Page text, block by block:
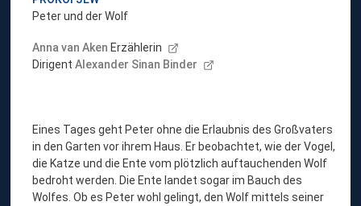
Peter und der Wolf
Anna van AkenErzählerin
DirigentAlexander Sinan Binder
Eines Tages geht Peter ohne die Erlaubnis des Großvaters
in den Garten vor ihrem Haus. Er beobachtet, wie der Vogel,
die Katze und die Ente vom plötzlich auftauchenden Wolf
bedroht werden. Die Ente landet sogar im Bauch des
Wolfes. Ob es Peter wohl gelingt, den Wolf mittels seiner